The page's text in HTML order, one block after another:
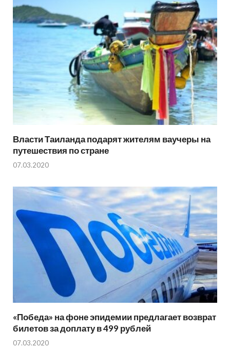
Власти Таиланда подарят жителям ваучеры на
путешествия по стране
07.03.2020
«Победа» на фоне эпидемии предлагает возврат
билетов за доплату в 499 рублей
07.03.2020